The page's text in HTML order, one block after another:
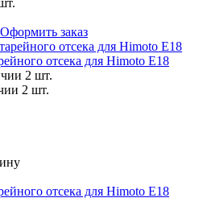
Оформить заказ
отсека для Himoto E18
2 шт.
2 шт.
отсека для Himoto E18